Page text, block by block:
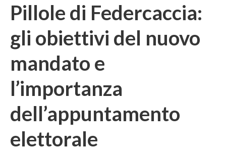
Pillole di Federcaccia:
gli obiettivi del nuovo
mandato e
l’importanza
dell’appuntamento
elettorale